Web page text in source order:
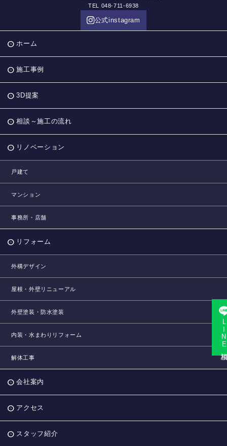
TEL 048-711-6938
公式instagram
ホーム
施工事例
3D提案
相談～施工の流れ
リノベーション
戸建て
マンション
事務所・店舗
リフォーム
外構デザイン
屋根・外壁リニューアル
外壁塗装・防水塗装
内装・水まわりリフォーム
解体工事
会社案内
アクセス
スタッフ紹介